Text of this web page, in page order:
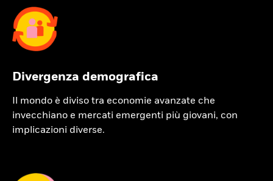
Divergenza demografica
Il mondo è diviso tra economie avanzate che
invecchiano e mercati emergenti più giovani, con
implicazioni diverse.